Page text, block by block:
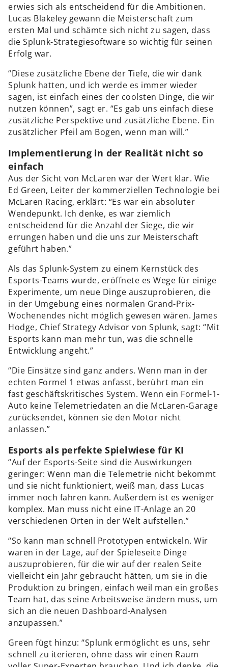
erwies sich als entscheidend für die Ambitionen.
Lucas Blakeley gewann die Meisterschaft zum
ersten Mal und schämte sich nicht zu sagen, dass
die Splunk-Strategiesoftware so wichtig für seinen
Erfolg war.
“Diese zusätzliche Ebene der Tiefe, die wir dank
Splunk hatten, und ich werde es immer wieder
sagen, ist einfach eines der coolsten Dinge, die wir
nutzen können”, sagt er. “Es gab uns einfach diese
zusätzliche Perspektive und zusätzliche Ebene. Ein
zusätzlicher Pfeil am Bogen, wenn man will.”
Implementierung in der Realität nicht so
einfach
Aus der Sicht von McLaren war der Wert klar. Wie
Ed Green, Leiter der kommerziellen Technologie bei
McLaren Racing, erklärt: “Es war ein absoluter
Wendepunkt. Ich denke, es war ziemlich
entscheidend für die Anzahl der Siege, die wir
errungen haben und die uns zur Meisterschaft
geführt haben.”
Als das Splunk-System zu einem Kernstück des
Esports-Teams wurde, eröffnete es Wege für einige
Experimente, um neue Dinge auszuprobieren, die
in der Umgebung eines normalen Grand-Prix-
Wochenendes nicht möglich gewesen wären. James
Hodge, Chief Strategy Advisor von Splunk, sagt: “Mit
Esports kann man mehr tun, was die schnelle
Entwicklung angeht.”
“Die Einsätze sind ganz anders. Wenn man in der
echten Formel 1 etwas anfasst, berührt man ein
fast geschäftskritisches System. Wenn ein Formel-1-
Auto keine Telemetriedaten an die McLaren-Garage
zurücksendet, können sie den Motor nicht
anlassen.”
Esports als perfekte Spielwiese für KI
“Auf der Esports-Seite sind die Auswirkungen
geringer: Wenn man die Telemetrie nicht bekommt
und sie nicht funktioniert, weiß man, dass Lucas
immer noch fahren kann. Außerdem ist es weniger
komplex. Man muss nicht eine IT-Anlage an 20
verschiedenen Orten in der Welt aufstellen.”
“So kann man schnell Prototypen entwickeln. Wir
waren in der Lage, auf der Spieleseite Dinge
auszuprobieren, für die wir auf der realen Seite
vielleicht ein Jahr gebraucht hätten, um sie in die
Produktion zu bringen, einfach weil man ein großes
Team hat, das seine Arbeitsweise ändern muss, um
sich an die neuen Dashboard-Analysen
anzupassen.”
Green fügt hinzu: “Splunk ermöglicht es uns, sehr
schnell zu iterieren, ohne dass wir einen Raum